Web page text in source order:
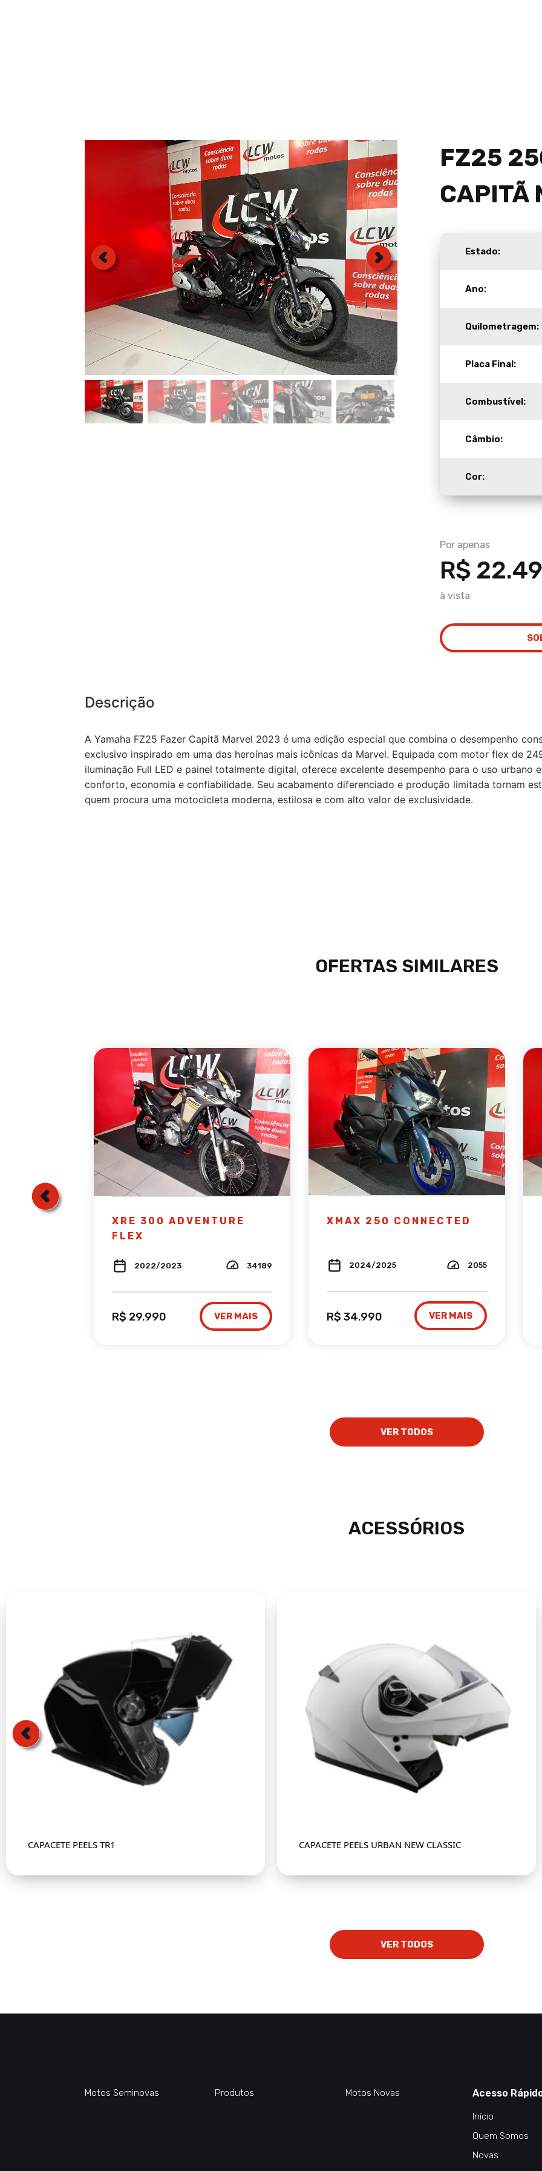
FZ25
CAPITÃ
Estado:
Ano:
Quilometragem:
Placa Final:
Combustível:
Câmbio:
Cor:
Por apenas
R$
à vista
Descrição
A Yamaha FZ25 Fazer Capitã Marvel 2023 é uma edição especial que combina o desempenho
exclusivo inspirado em uma das heroínas mais icônicas da Marvel. Equipada com motor flex de
iluminação Full LED e painel totalmente digital, oferece excelente desempenho para o uso urbano
conforto, economia e confiabilidade. Seu acabamento diferenciado e produção limitada tornam
quem procura uma motocicleta moderna, estilosa e com alto valor de exclusividade.
OFERTAS SIMILARES
XRE 300 ADVENTURE
FLEX
2022/2023 34189
R$ 29.990 VER MAIS
XMAX 250 CONNECTED
2024/2025 2055
R$ 34.990 VER MAIS
VER TODOS
ACESSÓRIOS
CAPACETE PEELS TR1 CAPACETE PEELS URBAN NEW CLASSIC
VER TODOS
Motos Seminovas Produtos Motos Novas Acesso
Início
Quem Somos
Novas